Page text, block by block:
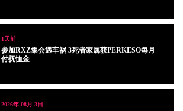
1天前
参加RXZ集会遇车祸 3死者家属获PERKESO每月
付抚恤金
2026年 08月 3日